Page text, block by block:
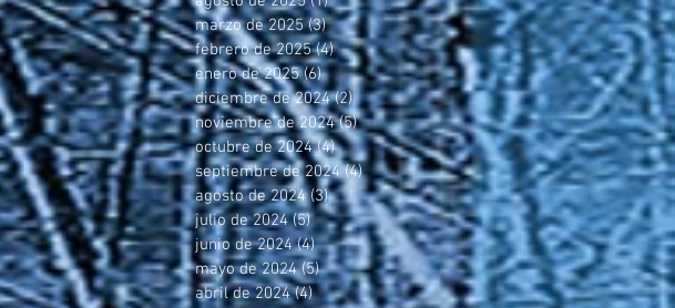
marzo de 2025 (3)3 entradas
febrero de 2025 (4)4 entradas
enero de 2025 (6)6 entradas
diciembre de 2024 (2)2 entradas
noviembre de 2024 (5)5 entradas
octubre de 2024 (4)4 entradas
septiembre de 2024 (4)4 entradas
agosto de 2024 (3)3 entradas
julio de 2024 (5)5 entradas
junio de 2024 (4)4 entradas
mayo de 2024 (5)5 entradas
abril de 2024 (4)4 entradas